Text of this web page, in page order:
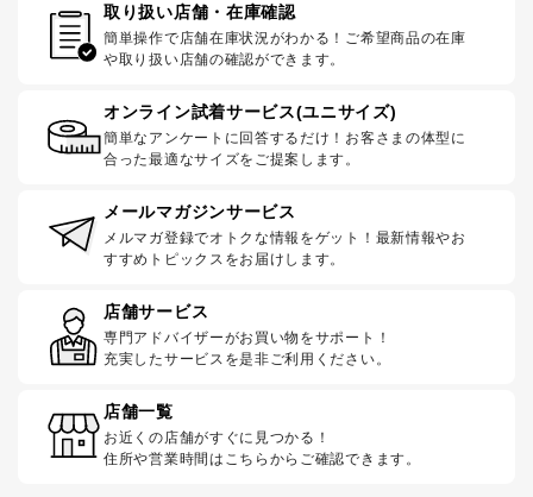
取り扱い店舗・在庫確認
簡単操作で店舗在庫状況がわかる！ご希望商品の在庫
や取り扱い店舗の確認ができます。
オンライン試着サービス(ユニサイズ)
簡単なアンケートに回答するだけ！お客さまの体型に
合った最適なサイズをご提案します。
メールマガジンサービス
メルマガ登録でオトクな情報をゲット！最新情報やお
すすめトピックスをお届けします。
店舗サービス
専門アドバイザーがお買い物をサポート！
充実したサービスを是非ご利用ください。
店舗一覧
お近くの店舗がすぐに見つかる！
住所や営業時間はこちらからご確認できます。